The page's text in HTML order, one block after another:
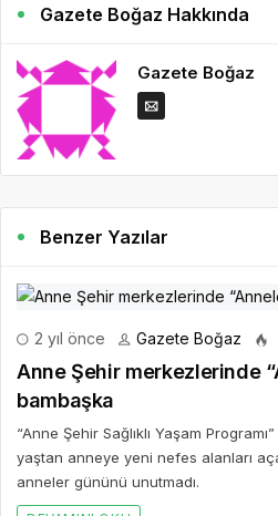
Gazete Boğaz Hakkında
Gazete Boğaz
Benzer Yazılar
2 yıl önce Gazete Boğaz
Anne Şehir merkezlerinde
bambaşka
“Anne Şehir Sağlıklı Yaşam
yaştan anneye yeni nefes alanları
anneler gününü unutmadı.